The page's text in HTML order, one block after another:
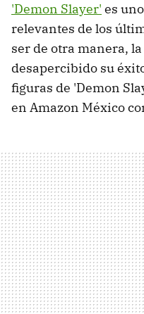
'Demon Slayer' es
relevantes de los
ser de otra manera,
desapercibido su
figuras de 'Demon
en Amazon México